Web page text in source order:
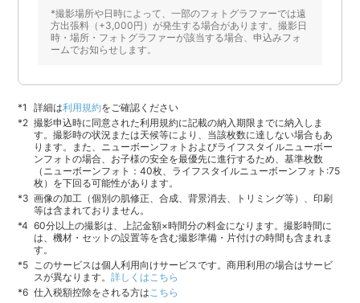
*撮影場所や日時によって、一部のフォトグラファーでは遠
方出張料（+3,000円）が発生する場合があります。撮影日
時・場所・フォトグラファーが該当する場合、申込みフォ
ームでお知らせします。
詳細は利用規約をご確認ください
撮影申込時に同意された利用規約に記載の納入期限までに納入しま
す。撮影時の状況または天候等により、当該枚数に達しない場合もあ
ります。また、ニューボーンフォトおよびライフスタイルニューボー
ンフォトの場合、お子様の安全を最優先に進行するため、基準枚数
（ニューボーンフォト：40枚、ライフスタイルニューボーンフォト:75
枚）を下回る可能性があります。
画像の加工（個別の肌修正、合成、背景消去、トリミング等）、印刷
等は含まれておりません。
60分以上の撮影は、上記金額×時間分の料金になります。撮影時間に
は、機材・セットの設置等を含む撮影準備・片付けの時間も含まれま
す。
このサービスは個人利用向けサービスです。商用利用の場合はサービ
スが異なります。詳しくはこちら
仕入税額控除をされる方は こちら